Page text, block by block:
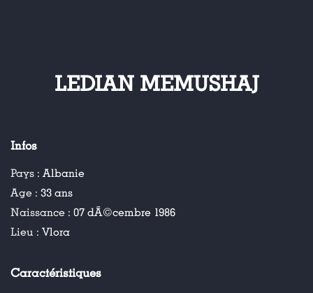
LEDIAN MEMUSHAJ
Infos
Pays : Albanie
Age : 33 ans
Naissance : 07 dÃ©cembre 1986
Lieu : Vlora
Caractéristiques